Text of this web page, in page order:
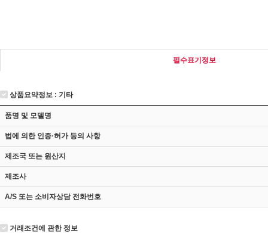
필수표기정보
상품요약정보 : 기타
품명 및 모델명
법에 의한 인증·허가 등의 사항
제조국 또는 원산지
제조사
A/S 또는 소비자상담 전화번호
거래조건에 관한 정보